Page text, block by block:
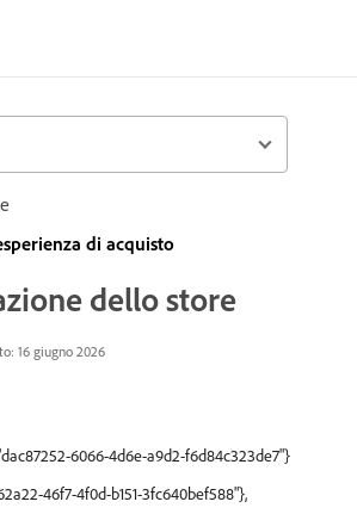
di acquisto
dello store
16 giugno 2026
6066-4d6e-a9d2-f6d84c323de7"}
46f7-4f0d-b151-3fc640bef588"},